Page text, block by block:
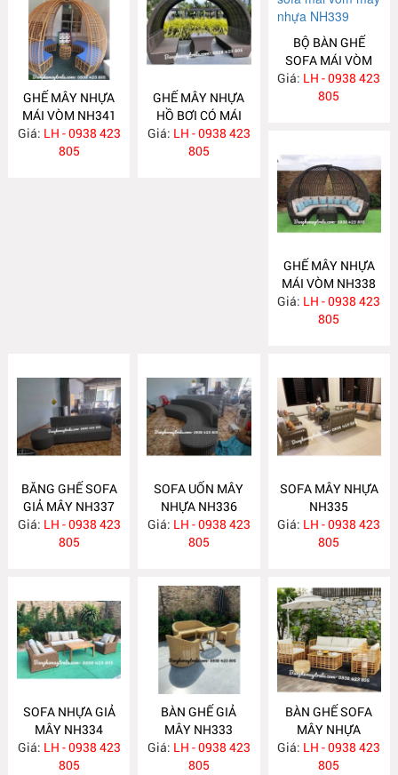
GHẾ MÂY NHỰA
MÁI VÒM NH341
Giá: LH - 0938 423
805
GHẾ MÂY NHỰA
HỒ BƠI CÓ MÁI
NH340
Giá: LH - 0938 423
805
BỘ BÀN GHẾ
SOFA MÁI VÒM
MÂY NHỰA
NH339
Giá: LH - 0938 423
805
GHẾ MÂY NHỰA
MÁI VÒM NH338
Giá: LH - 0938 423
805
BĂNG GHẾ SOFA
GIẢ MÂY NH337
Giá: LH - 0938 423
805
SOFA UỐN MÂY
NHỰA NH336
Giá: LH - 0938 423
805
SOFA MÂY NHỰA
NH335
Giá: LH - 0938 423
805
SOFA NHỰA GIẢ
MÂY NH334
Giá: LH - 0938 423
805
BÀN GHẾ GIẢ
MÂY NH333
Giá: LH - 0938 423
805
BÀN GHẾ SOFA
MÂY NHỰA
NH332
Giá: LH - 0938 423
805